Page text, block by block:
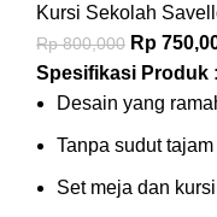
Kursi Sekolah
Rp800,000 Rp
Spesifikasi Produk :
Desain yang
Tanpa sudut tajam
Set meja dan